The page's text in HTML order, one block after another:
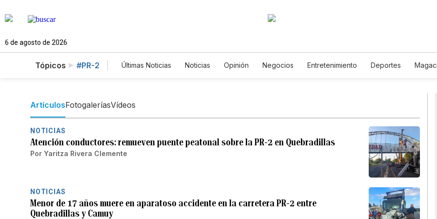
6 de agosto de 2026
Tópicos #PR-2 Últimas Noticias Noticias Opinión Negocios Entretenimiento Deportes
ArtículosFotogaleríasVídeos
NOTICIAS
Atención conductores: remueven puente peatonal sobre la PR-2 en Quebradillas
Por Yaritza Rivera Clemente
NOTICIAS
Menor de 17 años muere en aparatoso accidente en la carretera PR-2 entre
Quebradillas y Camuy